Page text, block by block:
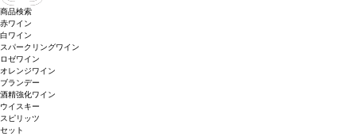
商品検索
赤ワイン
白ワイン
スパークリングワイン
ロゼワイン
オレンジワイン
ブランデー
酒精強化ワイン
ウイスキー
スピリッツ
セット